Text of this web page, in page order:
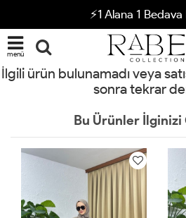
⚡1 Alana 1 Bedava
menü
İlgili ürün bulunamadı veya
sonra tekrar
Bu Ürünler